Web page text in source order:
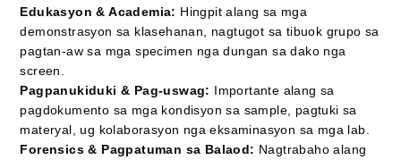
Edukasyon & Academia: Hingpit alang sa mga
demonstrasyon sa klasehanan, nagtugot sa tibuok grupo sa
pagtan-aw sa mga specimen nga dungan sa dako nga
screen.
Pagpanukiduki & Pag-uswag: Importante alang sa
pagdokumento sa mga kondisyon sa sample, pagtuki sa
materyal, ug kolaborasyon nga eksaminasyon sa mga lab.
Forensics & Pagpatuman sa Balaod: Nagtrabaho alang